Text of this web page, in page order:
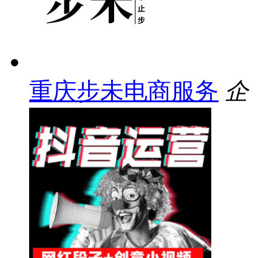
重庆步未电商服务 企